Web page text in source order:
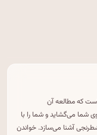
که مطالعه آن
شما می‌گشاید و شما را با
آشنا می‌سازد. خواندن